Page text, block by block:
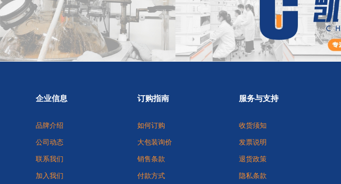
企业信息
品牌介绍
公司动态
联系我们
加入我们
订购指南
如何订购
大包装询价
销售条款
付款方式
服务与支持
收货须知
发票说明
退货政策
隐私条款